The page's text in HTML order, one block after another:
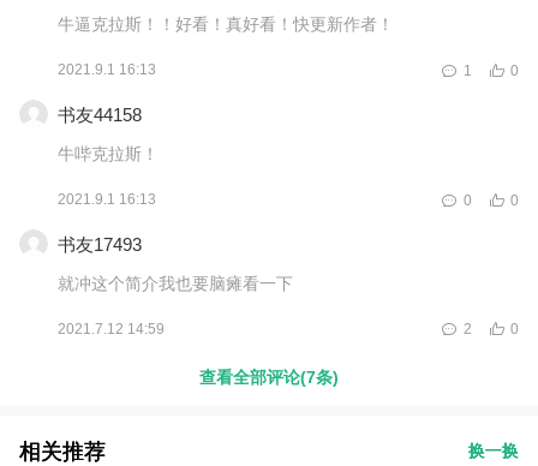
牛逼克拉斯！！好看！真好看！快更新作者！
2021.9.1 16:13 0
1
书友44158
牛哔克拉斯！
2021.9.1 16:13 0
0
书友17493
就冲这个简介我也要脑瘫看一下
2021.7.12 14:59 0
2
查看全部评论(7条)
相关推荐 换一换